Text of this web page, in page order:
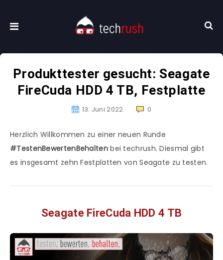
Produkttester gesucht: Seagate
FireCuda HDD 4 TB, Festplatte
13. Juni 2022 0
Herzlich Willkommen zu einer neuen Runde
#TestenBewertenBehaltenbei techrush. Diesmal gibt
es insgesamt zehn Festplatten von Seagate zu testen.
Seagate FireCuda HDD 4 TB